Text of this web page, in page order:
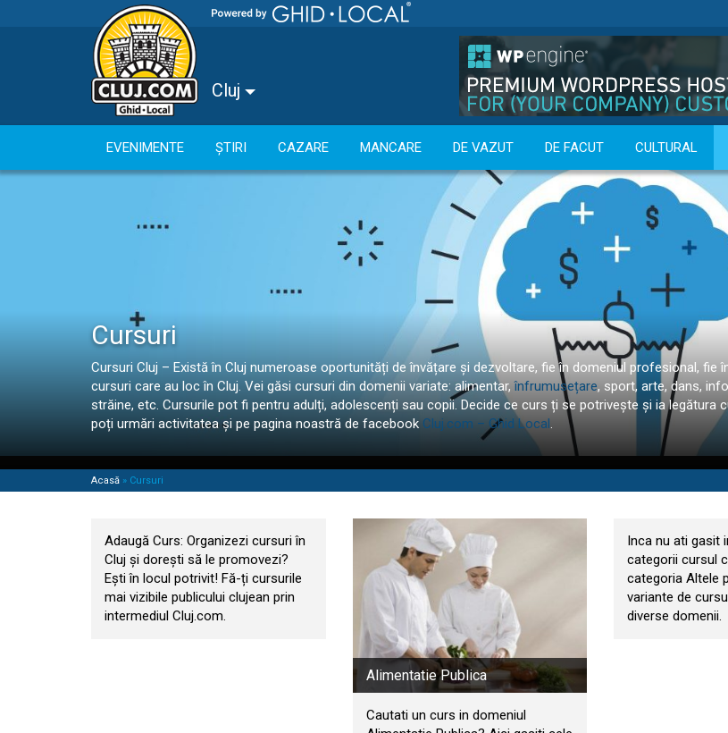
Cluj
EVENIMENTE ȘTIRI CAZARE MANCARE DE VAZUT DE FACUT CULTURAL
Cursuri
Cursuri Cluj – Există în Cluj numeroase oportunități de învățare și dezvoltare, fie în domeniul profesional,
cursuri care au loc în Cluj. Vei găsi cursuri din domenii variate: alimentar,înfrumusețare, sport, arte, dans,
străine, etc. Cursurile pot fi pentru adulți, adolescenți sau copii. Decide ce curs ți se potrivește și ia
poți urmări activitatea și pe pagina noastră de facebook Cluj.com – Ghid Local.
Acasă » Cursuri
Adaugă Curs: Organizezi cursuri în
Cluj și dorești să le promovezi?
Ești în locul potrivit! Fă-ți cursurile
mai vizibile publicului clujean prin
intermediul Cluj.com.
Alimentatie Publica
Cautati un curs in domeniul
Inca nu ati gasit
categorii cursul
categoria Altele
variante de
diverse domenii.